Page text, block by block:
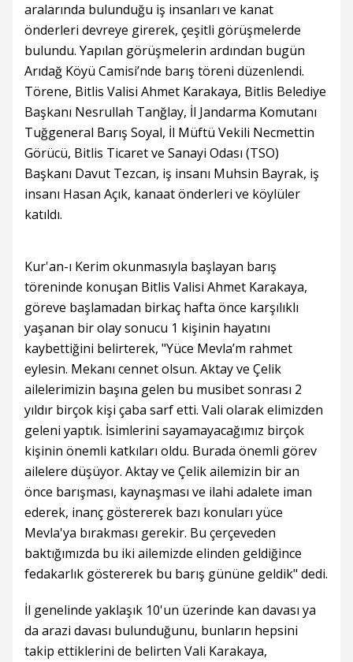
aralarında bulunduğu iş insanları ve kanat
önderleri devreye girerek, çeşitli görüşmelerde
bulundu. Yapılan görüşmelerin ardından bugün
Arıdağ Köyü Camisi’nde barış töreni düzenlendi.
Törene, Bitlis Valisi Ahmet Karakaya, Bitlis Belediye
Başkanı Nesrullah Tanğlay, İl Jandarma Komutanı
Tuğgeneral Barış Soyal, İl Müftü Vekili Necmettin
Görücü, Bitlis Ticaret ve Sanayi Odası (TSO)
Başkanı Davut Tezcan, iş insanı Muhsin Bayrak, iş
insanı Hasan Açık, kanaat önderleri ve köylüler
katıldı.
Kur'an-ı Kerim okunmasıyla başlayan barış
töreninde konuşan Bitlis Valisi Ahmet Karakaya,
göreve başlamadan birkaç hafta önce karşılıklı
yaşanan bir olay sonucu 1 kişinin hayatını
kaybettiğini belirterek, "Yüce Mevla’m rahmet
eylesin. Mekanı cennet olsun. Aktay ve Çelik
ailelerimizin başına gelen bu musibet sonrası 2
yıldır birçok kişi çaba sarf etti. Vali olarak elimizden
geleni yaptık. İsimlerini sayamayacağımız birçok
kişinin önemli katkıları oldu. Burada önemli görev
ailelere düşüyor. Aktay ve Çelik ailemizin bir an
önce barışması, kaynaşması ve ilahi adalete iman
ederek, inanç göstererek bazı konuları yüce
Mevla'ya bırakması gerekir. Bu çerçeveden
baktığımızda bu iki ailemizde elinden geldiğince
fedakarlık göstererek bu barış gününe geldik" dedi.
İl genelinde yaklaşık 10'un üzerinde kan davası ya
da arazi davası bulunduğunu, bunların hepsini
takip ettiklerini de belirten Vali Karakaya,